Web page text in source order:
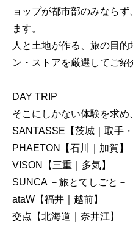
ョップが都市部のみなら
ます。
人と土地が作る、旅の目
ン・ストアを厳選してご紹
DAY TRIP
そこにしかない体験を求め
SANTASSE【茨城｜取手・
PHAETON【石川｜加賀】
VISON【三重｜多気】
SUNCA －旅とてしごと－
ataW【福井｜越前】
交点【北海道｜奈井江】